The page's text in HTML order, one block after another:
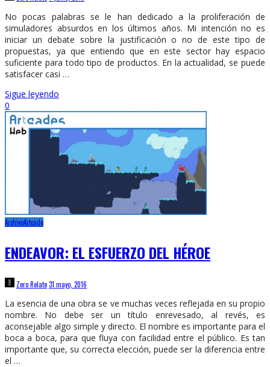
No pocas palabras se le han dedicado a la proliferación de
simuladores absurdos en los últimos años. Mi intención no es
iniciar un debate sobre la justificación o no de este tipo de
propuestas, ya que entiendo que en este sector hay espacio
suficiente para todo tipo de productos. En la actualidad, se puede
satisfacer casi …
Sigue leyendo
0
ArchivoArtcade
ENDEAVOR: EL ESFUERZO DEL HÉROE
Zero Relate31 mayo, 2016
La esencia de una obra se ve muchas veces reflejada en su propio
nombre. No debe ser un título enrevesado, al revés, es
aconsejable algo simple y directo. El nombre es importante para el
boca a boca, para que fluya con facilidad entre el público. Es tan
importante que, su correcta elección, puede ser la diferencia entre
el …